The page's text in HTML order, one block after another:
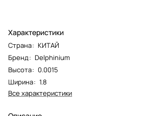
Характеристики
Страна: КИТАЙ
Бренд: Delphinium
Высота: 0.0015
Ширина: 1.8
Все характеристики